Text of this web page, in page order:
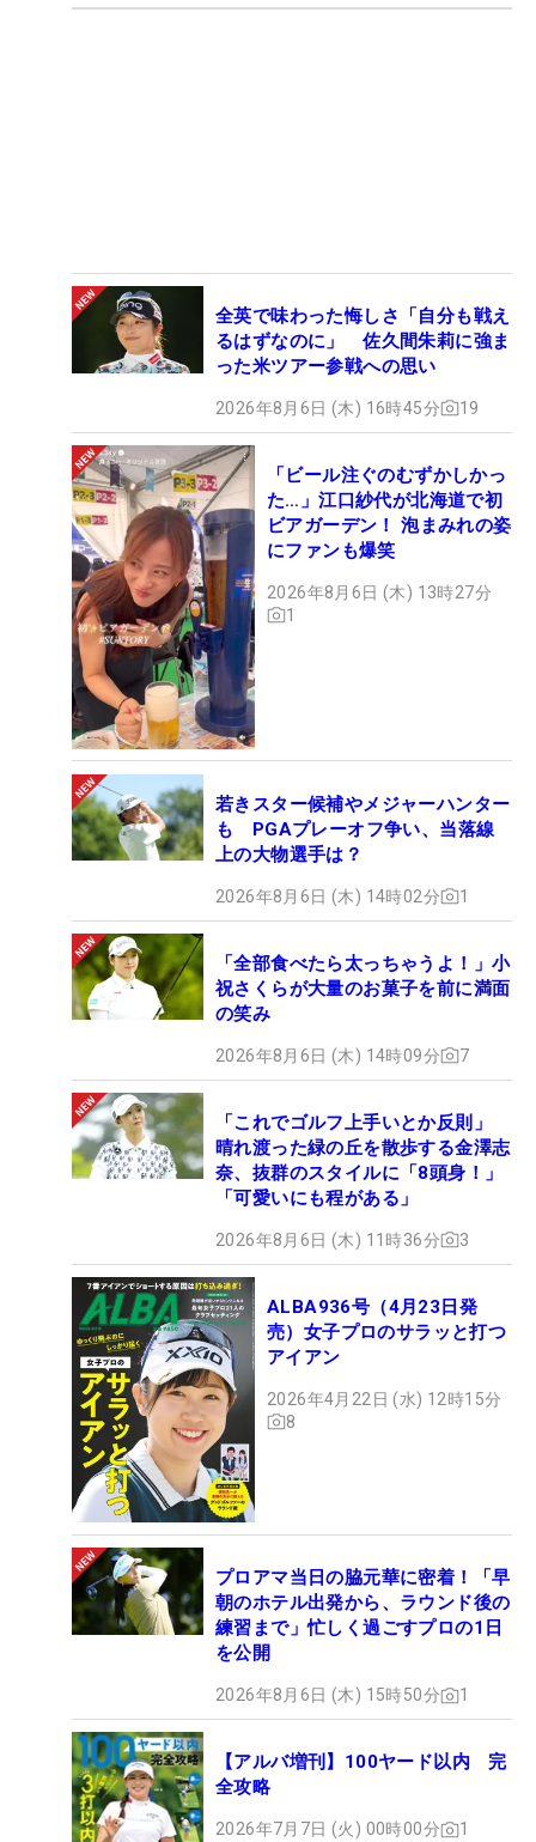
全英で味わった悔しさ「自分も戦え
るはずなのに」 佐久間朱莉に強ま
った米ツアー参戦への思い
2026年8月6日 (木) 16時45分 19
「ビール注ぐのむずかしかっ
た…」江口紗代が北海道で初
ビアガーデン！ 泡まみれの姿
にファンも爆笑
2026年8月6日 (木) 13時27分
1
若きスター候補やメジャーハンター
も PGAプレーオフ争い、当落線
上の大物選手は？
2026年8月6日 (木) 14時02分 1
「全部食べたら太っちゃうよ！」小
祝さくらが大量のお菓子を前に満面
の笑み
2026年8月6日 (木) 14時09分 7
「これでゴルフ上手いとか反則」
晴れ渡った緑の丘を散歩する金澤志
奈、抜群のスタイルに「8頭身！」
「可愛いにも程がある」
2026年8月6日 (木) 11時36分 3
ALBA936号（4月23日発
売）女子プロのサラッと打つ
アイアン
2026年4月22日 (水) 12時15分
8
プロアマ当日の脇元華に密着！「早
朝のホテル出発から、ラウンド後の
練習まで」忙しく過ごすプロの1日
を公開
2026年8月6日 (木) 15時50分 1
【アルバ増刊】100ヤード以内 完
全攻略
2026年7月7日 (火) 00時00分 1